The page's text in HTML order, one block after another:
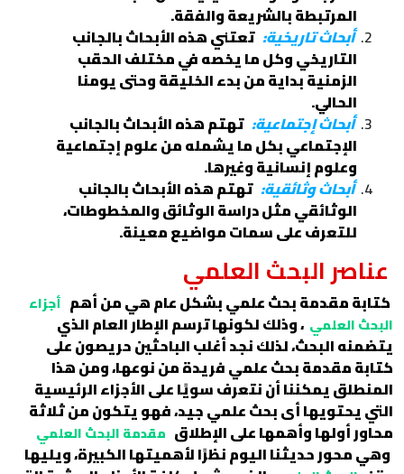
المرتبطة بالشريعة والفقة.
أبحاث تاريخية: تعتني هذه الأبحاث بالجانب
التاريخي وكل ما يخصه في مختلف الحقب
الزمنية بداية من بدء الخليقة وحتى يومنا
الحالي.
أبحاث إجتماعية: تهتم هذه الأبحاث بالجانب
الإجتماعي بكل ما يشمله من علوم إجتماعية
وعلوم إنسانية وغيرها.
أبحاث وثائقية: تهتم هذه الأبحاث بالجانب
الوثائقي مثل دراسة الوثائق والمخطوطات،
للتعرف على سمات مواضيع معينة.
عناصر البحث العلمي
كتابة مقدمة بحث علمي بشكل عام هي من أهم أجزاء
البحث العلمي ، وذلك لكونها ترسم الإطار العام الذي
يتضمنه البحث، لذلك نجد أغلب الباحثين حريصون على
كتابة مقدمة بحث علمي فريدة من نوعها، ومن هذا
المنطلق يمكننا أن نتعرف سويًا على الأجزاء الرئيسية
التي يحتويها أى بحث علمي جيد، فهو يتكون من ثلاثة
محاور أولها وأهمها على الإطلاق مقدمة البحث العلمي
وهي محور حديثنا اليوم نظرًا لأهميتها الكبيرة، ويليها